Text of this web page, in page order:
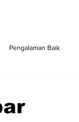
Pengalaman Baik